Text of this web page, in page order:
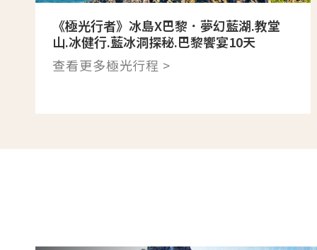
《極光行者》冰島X巴黎．夢幻藍湖.教堂
山.冰健行.藍冰洞探秘.巴黎饗宴10天
查看更多極光行程 >